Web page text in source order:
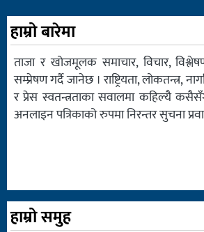
हाम्रो बारेमा
ताजा र खोजमूलक समाचार, विचार, विश्लेषण
सम्प्रेषण गर्दै जानेछ । राष्ट्रियता, लोकतन्त्र,
र प्रेस स्वतन्त्रताका सवालमा कहिल्यै
अनलाइन पत्रिकाको रुपमा निरन्तर सुचना
हाम्रो समुह